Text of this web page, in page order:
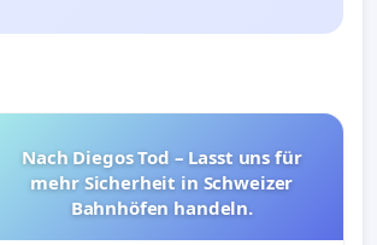
Nach Diegos Tod – Lasst uns für
mehr Sicherheit in Schweizer
Bahnhöfen handeln.